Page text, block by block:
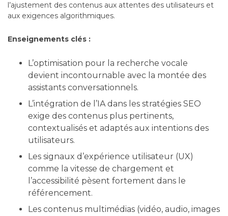
l’ajustement des contenus aux attentes des utilisateurs et
aux exigences algorithmiques.
Enseignements clés :
L’optimisation pour la recherche vocale
devient incontournable avec la montée des
assistants conversationnels.
L’intégration de l’IA dans les stratégies SEO
exige des contenus plus pertinents,
contextualisés et adaptés aux intentions des
utilisateurs.
Les signaux d’expérience utilisateur (UX)
comme la vitesse de chargement et
l’accessibilité pèsent fortement dans le
référencement.
Les contenus multimédias (vidéo, audio, images